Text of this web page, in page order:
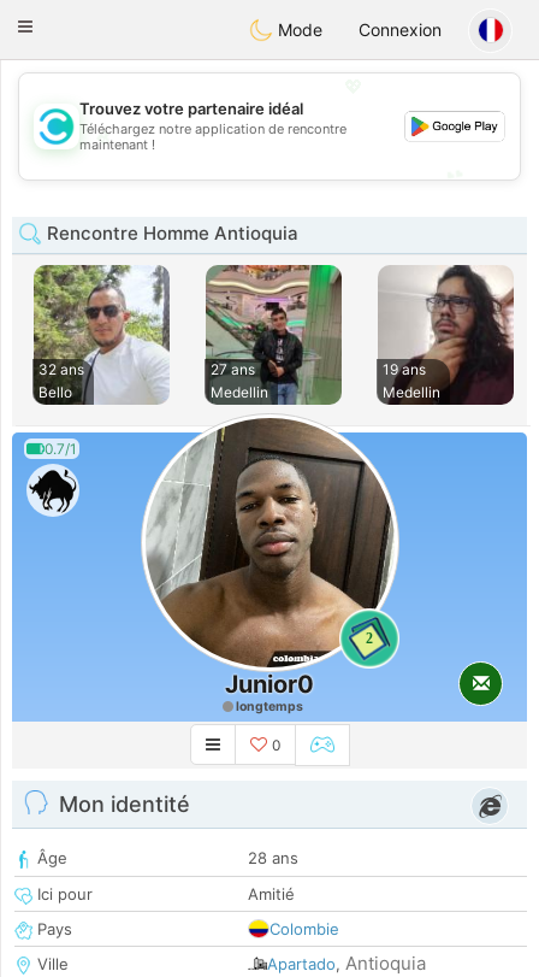
olombiaCitas
Toggle
Mode Connexion
💖
💕
Trouvez votre partenaire idéal
Téléchargez notre application de rencontre
maintenant !
Rencontre Homme Antioquia
32 ans
Bello
27 ans
Medellin
19 ans
Medellin
0.7/1
2
Junior0
longtemps
0
Mon identité
Âge
28 ans
Ici pour
Amitié
Pays
Colombie
Ville
Apartado, Antioquia